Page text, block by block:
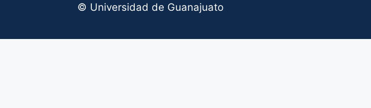
© Universidad de Guanajuato